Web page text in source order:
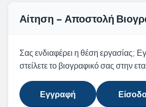
Αίτηση - Αποστολή
Σας ενδιαφέρει η θέση εργασίας;
στείλετε το βιογραφικό σας στην
Εγγραφή